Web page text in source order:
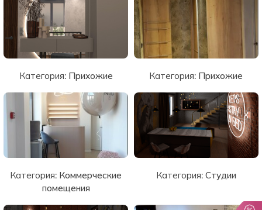
Категория: Прихожие Категория: Прихожие
Категория: Коммерческие
помещения
Категория: Студии